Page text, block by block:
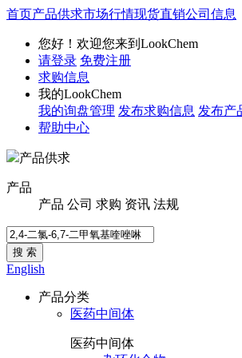
首页产品供求市场行情现货直销公司信息
您好！欢迎您来到LookChem
请登录 免费注册
求购信息
我的LookChem
我的询盘管理 发布求购信息 发布产
帮助中心
产品供求
产品
产品 公司 求购 资讯 法规
搜 索
English
产品分类
医药中间体
医药中间体